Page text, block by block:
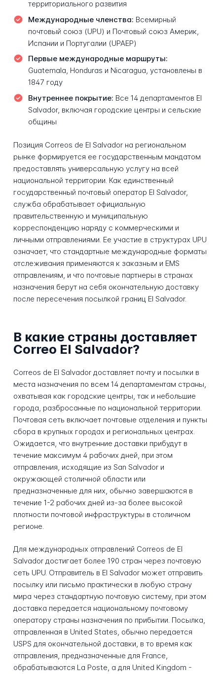
территориального развития
Международные членства: Всемирный
почтовый союз (UPU) и Почтовый союз Америк,
Испании и Португалии (UPAEP)
Первые международные маршруты:
Guatemala, Honduras и Nicaragua, установлены в
1847 году
Внутреннее покрытие: Все 14 департаментов El
Salvador, включая городские центры и сельские
общины
Позиция Correos de El Salvador на региональном
рынке формируется ее государственным мандатом
предоставлять универсальную услугу на всей
национальной территории. Как единственный
государственный почтовый оператор El Salvador,
служба обрабатывает официальную
правительственную и муниципальную
корреспонденцию наряду с коммерческими и
личными отправлениями. Ее участие в структурах UPU
означает, что стандартные международные форматы
отслеживания применяются к заказным и EMS
отправлениям, и что почтовые партнеры в странах
назначения берут на себя окончательную доставку
после пересечения посылкой границ El Salvador.
В какие страны доставляет
Correo El Salvador?
Correos de El Salvador доставляет почту и посылки в
места назначения по всем 14 департаментам страны,
охватывая как городские центры, так и небольшие
города, разбросанные по национальной территории.
Почтовая сеть включает почтовые отделения и пункты
сбора в крупных городах и региональных центрах.
Ожидается, что внутренние доставки прибудут в
течение максимум 4 рабочих дней, при этом
отправления, исходящие из San Salvador и
окружающей столичной области или
предназначенные для них, обычно завершаются в
течение 1-2 рабочих дней из-за более высокой
плотности почтовой инфраструктуры в столичном
регионе.
Для международных отправлений Correos de El
Salvador достигает более 190 стран через почтовую
сеть UPU. Отправитель в El Salvador может отправить
посылку или письмо практически в любую страну
мира через стандартную почтовую систему, при этом
доставка передается национальному почтовому
оператору страны назначения по прибытии. Посылка,
отправленная в United States, обычно передается
USPS для окончательной доставки, в то время как
отправления, предназначенные для France,
обрабатываются La Poste, а для United Kingdom -